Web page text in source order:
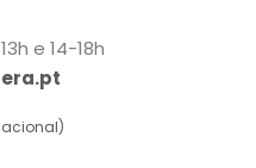
e 14-18h